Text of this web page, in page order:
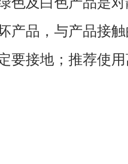
产品，与产品接
要接地；推荐使